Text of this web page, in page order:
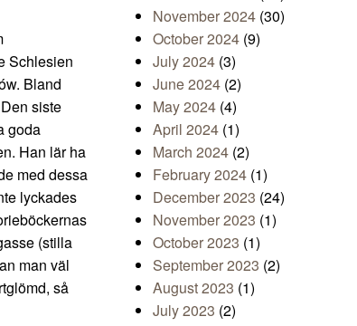
Schlesien
Bland
siste
goda
Han lär ha
med dessa
lyckades
(stilla
man väl
så
November 2024 (30)
October 2024 (9)
July 2024 (3)
June 2024 (2)
May 2024 (4)
April 2024 (1)
March 2024 (2)
February 2024 (1)
December 2023 (24)
November 2023 (1)
October 2023 (1)
September 2023 (2)
August 2023 (1)
July 2023 (2)